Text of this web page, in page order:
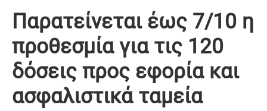
Παρατείνεται έως 7/10 η
προθεσμία για τις 120
δόσεις προς εφορία και
ασφαλιστικά ταμεία